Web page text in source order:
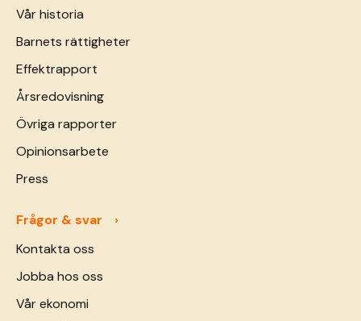
Vår historia
Barnets rättigheter
Effektrapport
Årsredovisning
Övriga rapporter
Opinionsarbete
Press
Frågor & svar
Kontakta oss
Jobba hos oss
Vår ekonomi